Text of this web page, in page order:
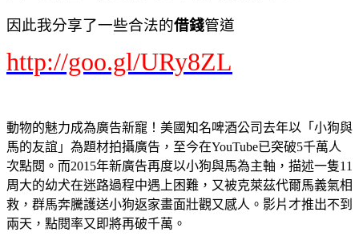
因此我分享了一些合法的借錢管道
http://goo.gl/URy8ZL
動物的魅力成為廣告新寵！美國知名啤酒公司去年以「小狗與
馬的友誼」為題材拍攝廣告，至今在YouTube已突破5千萬人
次點閱。而2015年新廣告再度以小狗與馬為主軸，描述一隻11
周大的幼犬在迷路過程中遇上困難，又被克萊茲代爾馬義氣相
救，群馬奔騰護送小狗返家畫面壯觀又感人。影片才推出不到
兩天，點閱率又即將再破千萬。